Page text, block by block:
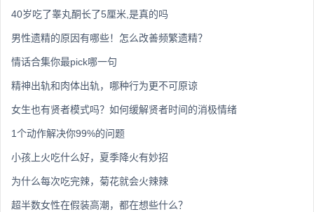
40岁吃了睾丸酮长了5厘米,是真的吗
男性遗精的原因有哪些！怎么改善频繁遗精？
情话合集你最pick哪一句
精神出轨和肉体出轨，哪种行为更不可原谅
女生也有贤者模式吗？如何缓解贤者时间的消极情绪
1个动作解决你99%的问题
小孩上火吃什么好，夏季降火有妙招
为什么每次吃完辣，菊花就会火辣辣
超半数女性在假装高潮，都在想些什么？